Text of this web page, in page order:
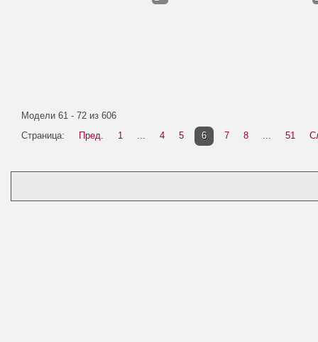
Модели 61 - 72 из 606
Страница:
Пред. 1 ... 4 5 6 7 8 ... 51